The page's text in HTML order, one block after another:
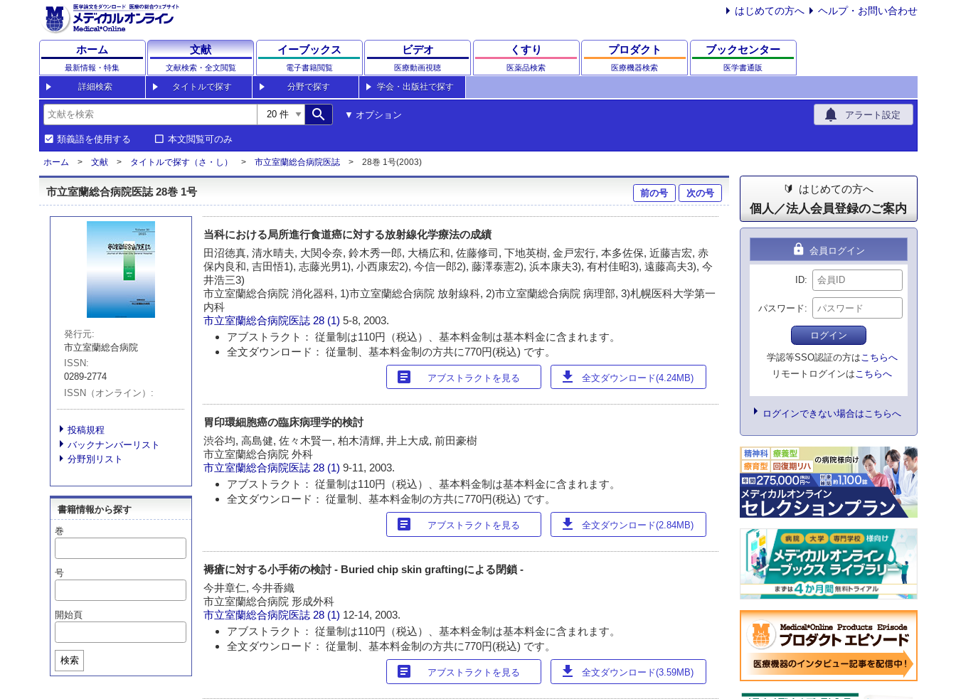
はじめての方へ ヘルプ・お問い合わせ
ホーム
最新情報・特集
文献
文献検索・全文閲覧
イーブックス
電子書籍閲覧
ビデオ
医療動画視聴
くすり
医薬品検索
プロダクト
医療機器検索
ブックセンター
医学書通販
詳細検索 タイトルで探す 分野で探す 学会・出版社で探す
search オプション notifications アラート設定
類義語を使用する 本文閲覧可のみ
ホーム 文献 タイトルで探す（さ・し） 市立室蘭総合病院医誌 28巻 1号(2003)
市立室蘭総合病院医誌 28巻 1号 前の号 次の号
発行元
市立室蘭総合病院
ISSN
0289-2774
ISSN（オンライン）
投稿規程
バックナンバーリスト
分野別リスト
書籍情報から探す
巻
号
開始頁
検索
当科における局所進行食道癌に対する放射線化学療法の成績
田沼徳真, 清水晴夫, 大関令奈, 鈴木秀一郎, 大橋広和, 佐藤修司, 下地英樹, 金戸宏行, 本多佐保, 近藤吉宏, 赤
保内良和, 吉田悟1), 志藤光男1), 小西康宏2), 今信一郎2), 藤澤泰憲2), 浜本康夫3), 有村佳昭3), 遠藤高夫3), 今
井浩三3)
市立室蘭総合病院 消化器科, 1)市立室蘭総合病院 放射線科, 2)市立室蘭総合病院 病理部, 3)札幌医科大学第一
内科
市立室蘭総合病院医誌 28 (1)5-8, 2003.
アブストラクト： 従量制は110円（税込）、基本料金制は基本料金に含まれます。
全文ダウンロード： 従量制、基本料金制の方共に770円(税込) です。
article アブストラクトを見る download 全文ダウンロード(4.24MB)
胃印環細胞癌の臨床病理学的検討
渋谷均, 高島健, 佐々木賢一, 柏木清輝, 井上大成, 前田豪樹
市立室蘭総合病院 外科
市立室蘭総合病院医誌 28 (1)9-11, 2003.
アブストラクト： 従量制は110円（税込）、基本料金制は基本料金に含まれます。
全文ダウンロード： 従量制、基本料金制の方共に770円(税込) です。
article アブストラクトを見る download 全文ダウンロード(2.84MB)
褥瘡に対する小手術の検討 - Buried chip skin graftingによる閉鎖 -
今井章仁, 今井香織
市立室蘭総合病院 形成外科
市立室蘭総合病院医誌 28 (1) 12-14, 2003.
アブストラクト： 従量制は110円（税込）、基本料金制は基本料金に含まれます。
全文ダウンロード： 従量制、基本料金制の方共に770円(税込) です。
article アブストラクトを見る download 全文ダウンロード(3.59MB)
はじめての方へ
個人／法人会員登録のご案内
lock 会員ログイン
ID
パスワード
ログイン
学認等SSO認証の方はこちらへ
リモートログインはこちらへ
ログインできない場合はこちらへ